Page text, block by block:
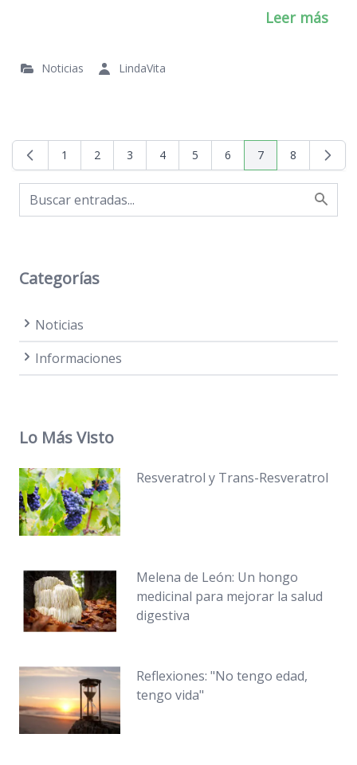
Leer más
Noticias LindaVita
Página
1 Página
2 Página
3 Página
4 Página
5 Página
6 Actualmente
7 Página
8
Categorías
Noticias
Informaciones
Lo Más Visto
Resveratrol y Trans-Resveratrol
Melena de León: Un hongo
medicinal para mejorar la salud
digestiva
Reflexiones: "No tengo edad,
tengo vida"